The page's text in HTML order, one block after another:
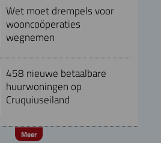
Wet moet drempels voor
wooncoöperaties
wegnemen
458 nieuwe betaalbare
huurwoningen op
Cruquiuseiland
Meer